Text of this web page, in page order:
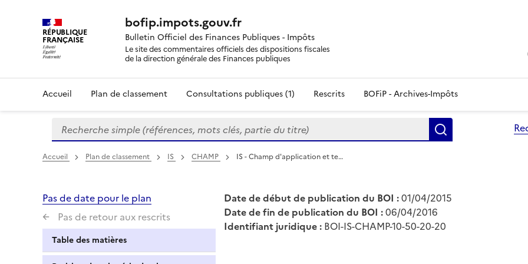
RÉPUBLIQUE
FRANÇAISE
bofip.impots.gouv.fr
Bulletin Officiel des Finances Publiques - Impôts
Le site des commentaires officiels des dispositions fiscales
de la direction générale des Finances publiques
Accueil Plan de classement Consultations publiques (1) Rescrits BOFiP - Archives-Impôts
Formulaire
de
recherche
Recherche simple (références, mots clés, partie du titre)
Accueil Plan de classement IS CHAMP IS - Champ d'application et te…
Pas de date pour le plan
Pas de retour aux rescrits
Table des matières
Date de début de publication du BOI :01/04/2015
Date de fin de publication du BOI :06/04/2016
Identifiant juridique : BOI-IS-CHAMP-10-50-20-20